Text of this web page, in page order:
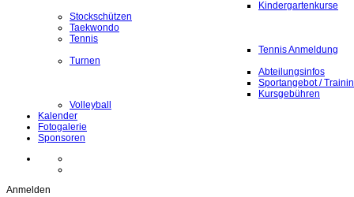
Kindergartenkurse
Stockschützen
Taekwondo
Tennis
Tennis Anmeldung
Turnen
Abteilungsinfos
Sportangebot /
Kursgebühren
Volleyball
Kalender
Fotogalerie
Sponsoren
Anmelden